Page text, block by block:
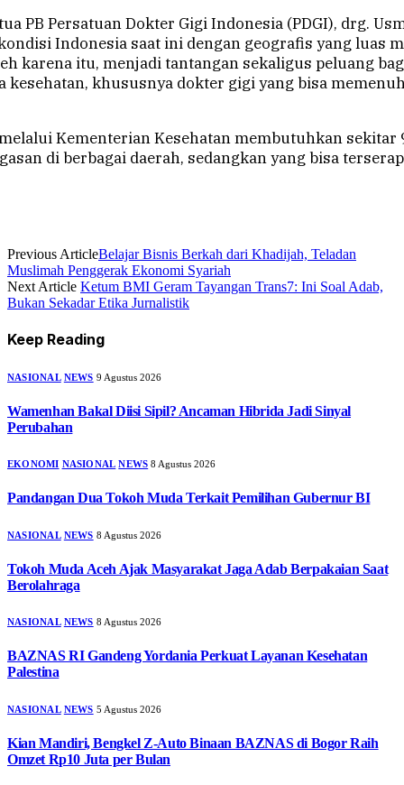
PB Persatuan Dokter Gigi Indonesia (PDGI), drg.
Indonesia saat ini dengan geografis yang luas
karena itu, menjadi tantangan sekaligus peluang
kesehatan, khususnya dokter gigi yang bisa
Kementerian Kesehatan membutuhkan sekitar
di berbagai daerah, sedangkan yang bisa
Previous ArticleBelajar Bisnis Berkah dari Khadijah, Teladan
Muslimah Penggerak Ekonomi Syariah
Next Article Ketum BMI Geram Tayangan Trans7: Ini Soal Adab,
Bukan Sekadar Etika Jurnalistik
Keep Reading
NASIONAL NEWS 9 Agustus 2026
Wamenhan Bakal Diisi Sipil? Ancaman Hibrida Jadi Sinyal
Perubahan
EKONOMI NASIONAL NEWS 8 Agustus 2026
Pandangan Dua Tokoh Muda Terkait Pemilihan Gubernur BI
NASIONAL NEWS 8 Agustus 2026
Tokoh Muda Aceh Ajak Masyarakat Jaga Adab Berpakaian Saat
Berolahraga
NASIONAL NEWS 8 Agustus 2026
BAZNAS RI Gandeng Yordania Perkuat Layanan Kesehatan
Palestina
NASIONAL NEWS 5 Agustus 2026
Kian Mandiri, Bengkel Z-Auto Binaan BAZNAS di Bogor Raih
Omzet Rp10 Juta per Bulan